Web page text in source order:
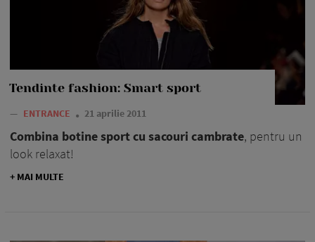
Tendinte fashion: Smart sport
— ENTRANCE 21 aprilie 2011
Combina botine sport cu sacouri cambrate, pentru un
look relaxat!
+ MAI MULTE